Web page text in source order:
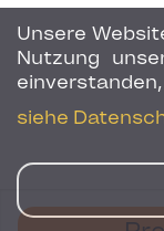
Unsere
Nutzung
siehe